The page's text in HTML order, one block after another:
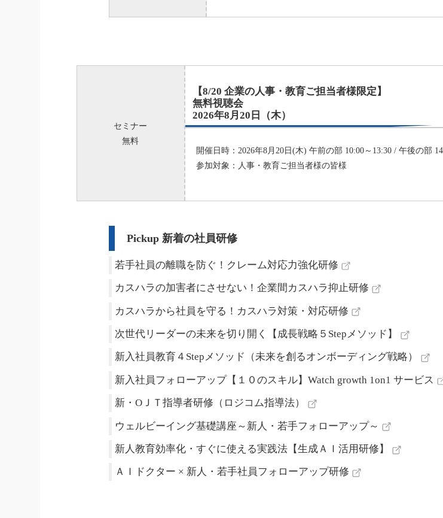
セミナー
無料
【8/20 企業の人事・教育ご担当者様限定】
無料視聴会
2026年8月20日（木）
開催日時：2026年8月20日(木) 午前の部 10:00～13:30 / 午後の部
参加対象：人事・教育ご担当者様の皆様
Pickup 新着の社員研修
若手社員の離職を防ぐ！クレーム対応力強化研修
カスハラの加害者にさせない！企業間カスハラ抑止研修
カスハラから社員を守る！カスハラ対策・対応研修
次世代リーダーの未来を切り開く【成長戦略５Stepメソッド】
新入社員教育４Stepメソッド（未来を創るオンボーディング戦略）
新入社員フォローアップ【１０のスキル】Watch growth 1on1 サービス
新・ОＪＴ指導者研修（ロジコム指導法）
ウェルビーイング基礎講座～新人・若手フォローアップ～
新人教育効率化・すぐに使える実践法【生成ＡＩ活用研修】
ＡＩドクター × 新人・若手社員フォローアップ研修